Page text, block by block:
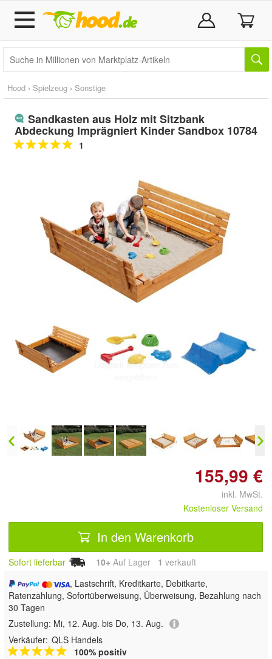
Hood › Spielzeug › Sonstige
Sandkasten aus Holz mit Sitzbank
Abdeckung Imprägniert Kinder Sandbox 10784
1
Doppelt antippen zum
155,99 €
inkl. MwSt.
Kostenloser Versand
In den Warenkorb
Sofort lieferbar 10+ Auf Lager 1 verkauft
, Lastschrift, Kreditkarte, Debitkarte,
Ratenzahlung, Sofortüberweisung, Überweisung, Bezahlung nach
30 Tagen
Zustellung: Mi, 12. Aug. bis Do, 13. Aug.
Verkäufer: QLS Handels
100% positiv